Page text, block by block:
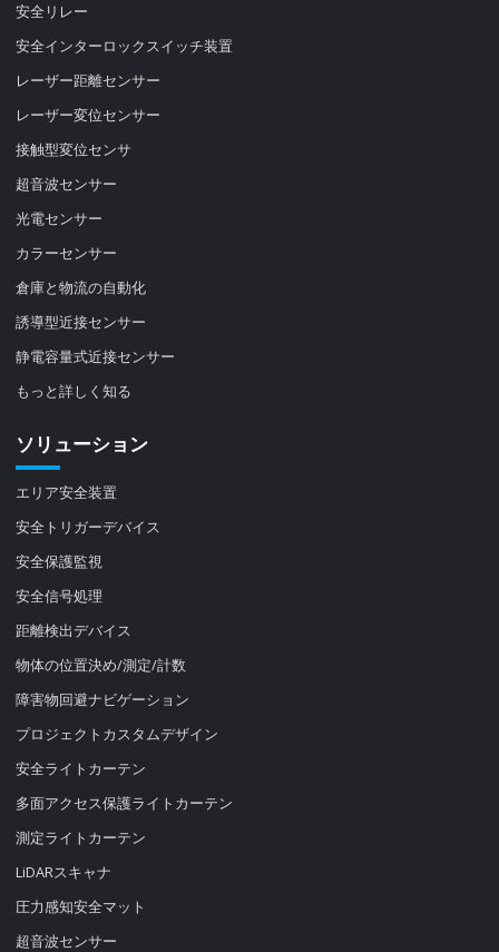
安全リレー
安全インターロックスイッチ装置
レーザー距離センサー
レーザー変位センサー
接触型変位センサ
超音波センサー
光電センサー
カラーセンサー
倉庫と物流の自動化
誘導型近接センサー
静電容量式近接センサー
もっと詳しく知る
ソリューション
エリア安全装置
安全トリガーデバイス
安全保護監視
安全信号処理
距離検出デバイス
物体の位置決め/測定/計数
障害物回避ナビゲーション
プロジェクトカスタムデザイン
安全ライトカーテン
多面アクセス保護ライトカーテン
測定ライトカーテン
LiDARスキャナ
圧力感知安全マット
超音波センサー